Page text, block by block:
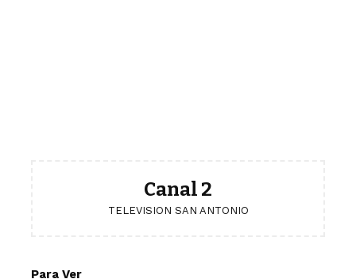
Canal 2
TELEVISION SAN ANTONIO
Para Ver